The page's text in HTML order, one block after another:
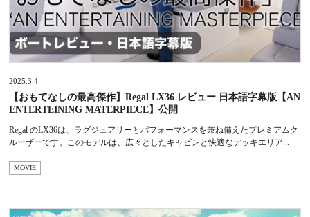
2025.3.4
【おもてなしの最高傑作】Regal LX36 レビュー 日本語字幕版【AN
ENTERTEINING MATERPIECE】公開
Regal のLX36は、ラグジュアリーとパフォーマンスを兼ね備えたプレミアムク
ルーザーです。このモデルは、広々としたキャビンと快適なデッキエリア...
MOVIE